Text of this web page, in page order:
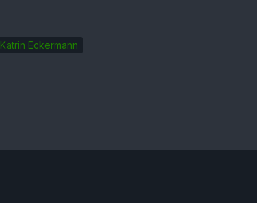
Katrin Eckermann